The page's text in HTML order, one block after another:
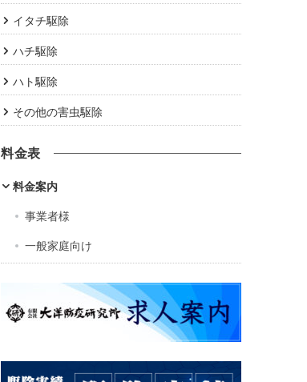
イタチ駆除
ハチ駆除
ハト駆除
その他の害虫駆除
料金表
料金案内
事業者様
一般家庭向け